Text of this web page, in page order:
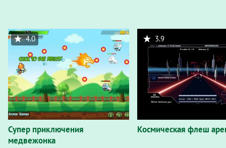
Супер приключения
медвежонка
4.0
Космическая флеш
3.9